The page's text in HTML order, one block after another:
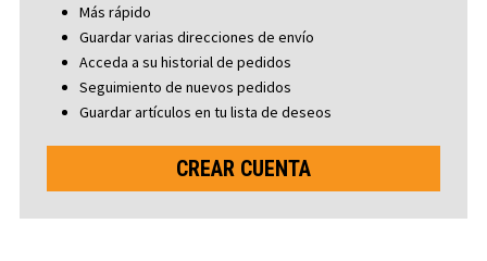
Más rápido
Guardar varias direcciones de envío
Acceda a su historial de pedidos
Seguimiento de nuevos pedidos
Guardar artículos en tu lista de deseos
CREAR CUENTA